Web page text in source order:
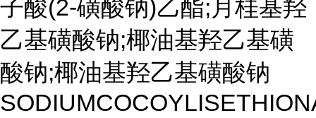
子酸(2-磺酸钠)乙酯;月桂基羟
乙基磺酸钠;椰油基羟乙基磺
酸钠;椰油基羟乙基磺酸钠